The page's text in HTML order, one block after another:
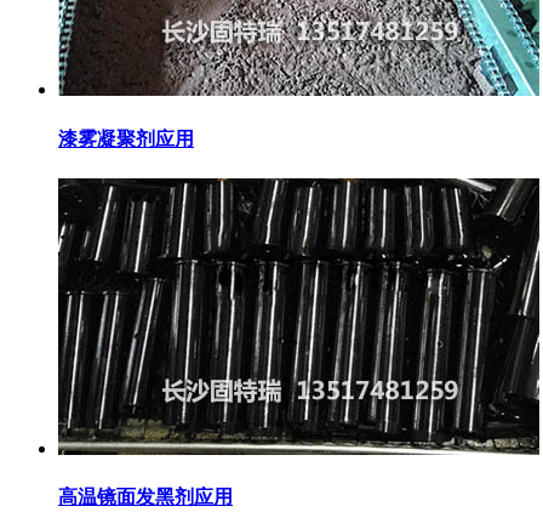
漆雾凝聚剂应用
高温镜面发黑剂应用